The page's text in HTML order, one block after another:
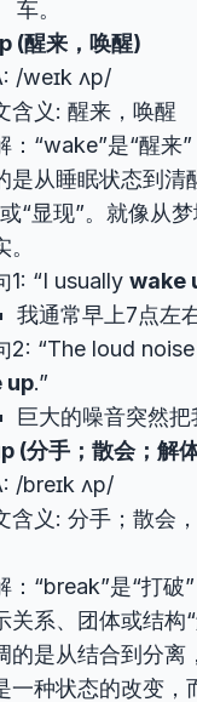
车。
(醒来，唤醒)
/weɪk ʌp/
含义: 醒来，唤醒
：“wake”是“醒来
是从睡眠状态到清
“显现”。就像从
1: “I usually wake
我通常早上7点左
2: “The loud
up.”
巨大的噪音突然把
(分手；散会；解
/breɪk ʌp/
含义: 分手；散会
：“break”是“打破
关系、团体或结构
的是从结合到分离
一种状态的改变，